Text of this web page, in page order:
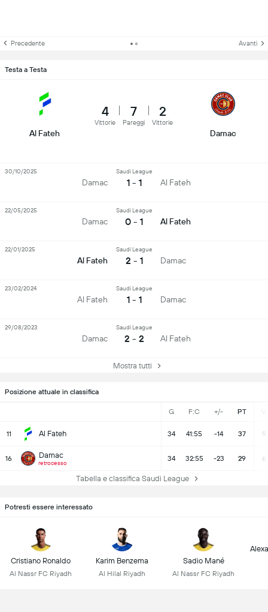
Posizione attuale in classifica
G F:C +/- PT V
11 Al Fateh 34 41:55 -14 37 9
16 Damac
retrocesso
34 32:55 -23 29 6
Tabella e classifica Saudi League
Precedente Avanti
Testa a Testa
Al Fateh
4
Vittorie
7
Pareggi
2
Vittorie
Damac
Damac
Saudi League
1 - 1 Al Fateh
30/10/2025
Damac
Saudi League
0 - 1 Al Fateh
22/05/2025
Al Fateh
Saudi League
2 - 1 Damac
22/01/2025
Al Fateh
Saudi League
1 - 1 Damac
23/02/2024
Damac
Saudi League
2 - 2 Al Fateh
29/08/2023
Mostra tutti
Potresti essere interessato
Cristiano Ronaldo
Al Nassr FC Riyadh
Karim Benzema
Al Hilal Riyadh
Sadio Mané
Al Nassr FC Riyadh